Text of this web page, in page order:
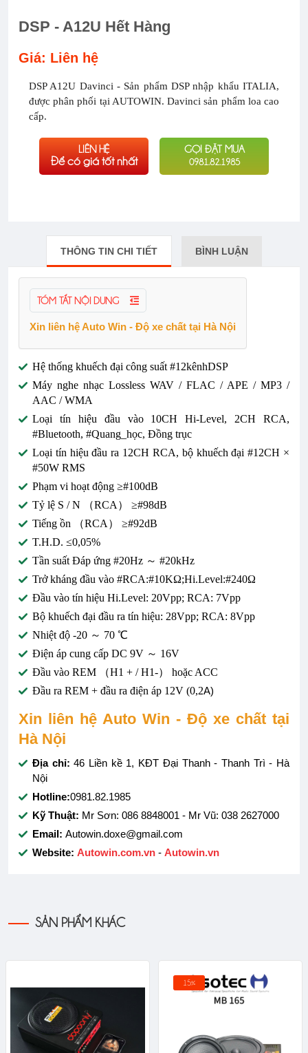
DSP - A12U Hết Hàng
Giá: Liên hệ
DSP A12U Davinci - Sản phẩm DSP nhập khẩu ITALIA,
được phân phối tại AUTOWIN. Davinci sản phẩm loa cao
cấp.
LIÊN HỆ
Để có giá tốt nhất
GỌI ĐẶT MUA
0981.82.1985
THÔNG TIN CHI TIẾT BÌNH LUẬN
TÓM TẮT NỘI DUNG
Xin liên hệ Auto Win - Độ xe chất tại Hà Nội
Hệ thống khuếch đại công suất #12kênhDSP
Máy nghe nhạc Lossless WAV / FLAC / APE / MP3 /
AAC / WMA
Loại tín hiệu đầu vào 10CH Hi-Level, 2CH RCA,
#Bluetooth, #Quang_học, Đồng trục
Loại tín hiệu đầu ra 12CH RCA, bộ khuếch đại #12CH ×
#50W RMS
Phạm vi hoạt động ≥#100dB
Tỷ lệ S / N （RCA） ≥#98dB
Tiếng ồn （RCA） ≥#92dB
T.H.D. ≤0,05%
Tần suất Đáp ứng #20Hz ～ #20kHz
Trở kháng đầu vào #RCA:#10KΩ;Hi.Level:#240Ω
Đầu vào tín hiệu Hi.Level: 20Vpp; RCA: 7Vpp
Bộ khuếch đại đầu ra tín hiệu: 28Vpp; RCA: 8Vpp
Nhiệt độ -20 ～ 70 ℃
Điện áp cung cấp DC 9V ～ 16V
Đầu vào REM （H1 + / H1-） hoặc ACC
Đầu ra REM + đầu ra điện áp 12V (0,2A)
Xin liên hệ Auto Win - Độ xe chất tại
Hà Nội
Địa chỉ:46 Liền kề 1, KĐT Đại Thanh - Thanh Trì - Hà
Nội
Hotline:0981.82.1985
Kỹ Thuật: Mr Sơn: 086 8848001 - Mr Vũ: 038 2627000
Email: Autowin.doxe@gmail.com
Website: Autowin.com.vn - Autowin.vn
SẢN PHẨM KHÁC
15%